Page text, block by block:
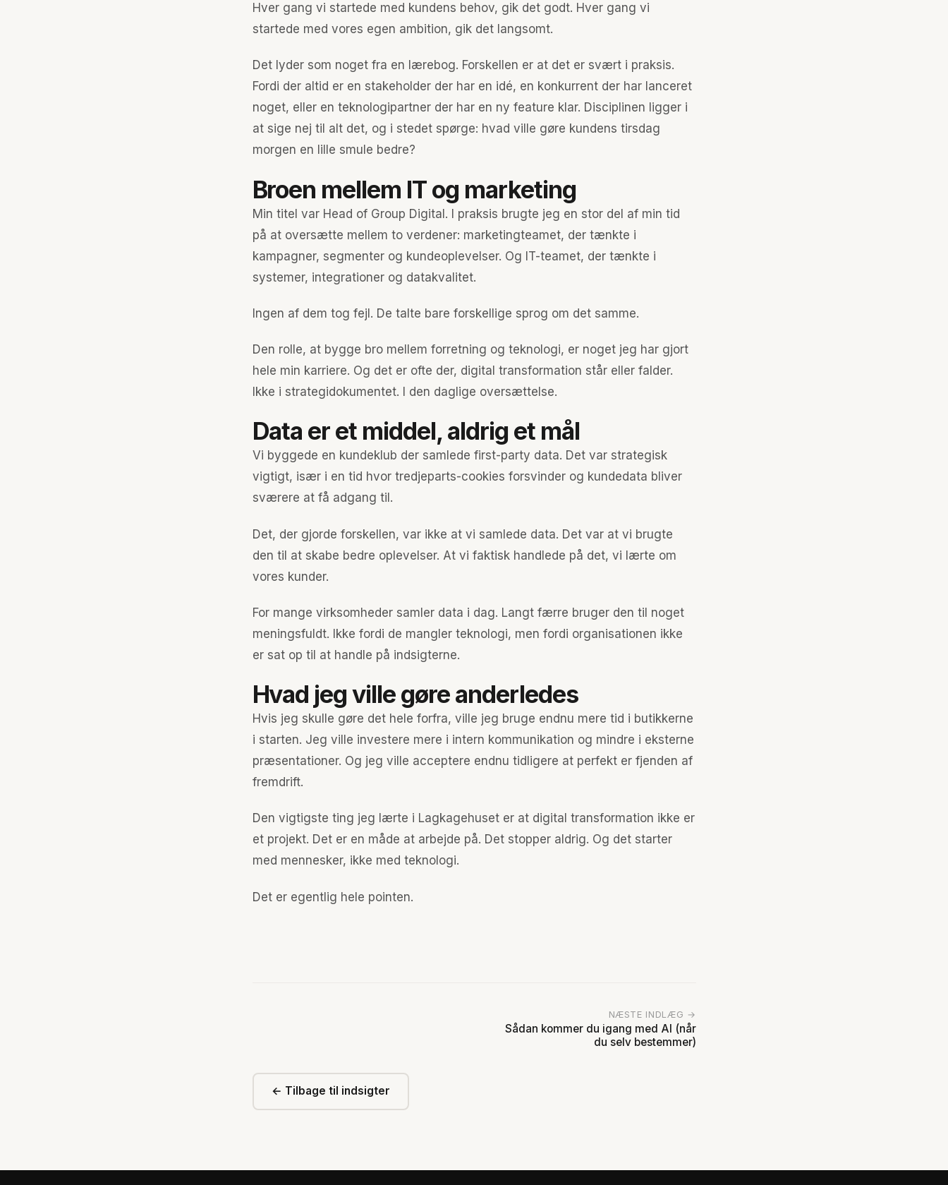
Hver gang vi startede med kundens behov, gik det godt. Hver gang vi
startede med vores egen ambition, gik det langsomt.
Det lyder som noget fra en lærebog. Forskellen er at det er svært i praksis.
Fordi der altid er en stakeholder der har en idé, en konkurrent der har lanceret
noget, eller en teknologipartner der har en ny feature klar. Disciplinen ligger i
at sige nej til alt det, og i stedet spørge: hvad ville gøre kundens tirsdag
morgen en lille smule bedre?
Broen mellem IT og marketing
Min titel var Head of Group Digital. I praksis brugte jeg en stor del af min tid
på at oversætte mellem to verdener: marketingteamet, der tænkte i
kampagner, segmenter og kundeoplevelser. Og IT-teamet, der tænkte i
systemer, integrationer og datakvalitet.
Ingen af dem tog fejl. De talte bare forskellige sprog om det samme.
Den rolle, at bygge bro mellem forretning og teknologi, er noget jeg har gjort
hele min karriere. Og det er ofte der, digital transformation står eller falder.
Ikke i strategidokumentet. I den daglige oversættelse.
Data er et middel, aldrig et mål
Vi byggede en kundeklub der samlede first-party data. Det var strategisk
vigtigt, især i en tid hvor tredjeparts-cookies forsvinder og kundedata bliver
sværere at få adgang til.
Det, der gjorde forskellen, var ikke at vi samlede data. Det var at vi brugte
den til at skabe bedre oplevelser. At vi faktisk handlede på det, vi lærte om
vores kunder.
For mange virksomheder samler data i dag. Langt færre bruger den til noget
meningsfuldt. Ikke fordi de mangler teknologi, men fordi organisationen ikke
er sat op til at handle på indsigterne.
Hvad jeg ville gøre anderledes
Hvis jeg skulle gøre det hele forfra, ville jeg bruge endnu mere tid i butikkerne
i starten. Jeg ville investere mere i intern kommunikation og mindre i eksterne
præsentationer. Og jeg ville acceptere endnu tidligere at perfekt er fjenden af
fremdrift.
Den vigtigste ting jeg lærte i Lagkagehuset er at digital transformation ikke er
et projekt. Det er en måde at arbejde på. Det stopper aldrig. Og det starter
med mennesker, ikke med teknologi.
Det er egentlig hele pointen.
NÆSTE INDLÆG →
Sådan kommer du igang med AI (når
du selv bestemmer)
← Tilbage til indsigter